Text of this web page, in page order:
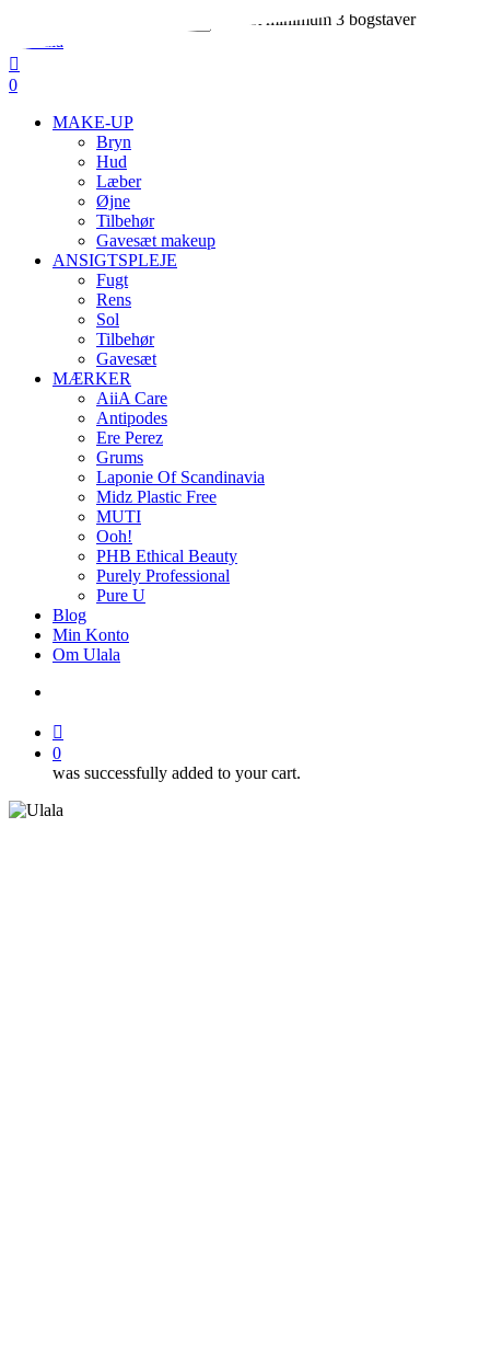
main
content
Indtast minimum 3 bogstaver
Search
search
0
MAKE-UP
Bryn
Hud
Læber
Øjne
Tilbehør
Gavesæt makeup
ANSIGTSPLEJE
Fugt
Rens
Sol
Tilbehør
Gavesæt
MÆRKER
AiiA Care
Antipodes
Ere Perez
Grums
Laponie Of Scandinavia
Midz Plastic Free
MUTI
Ooh!
PHB Ethical Beauty
Purely Professional
Pure U
Blog
Min Konto
Om Ulala
0
was successfully added to your cart.